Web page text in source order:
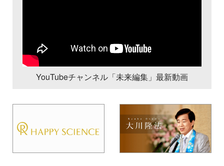
YouTubeチャンネル「未来編集」最新動画